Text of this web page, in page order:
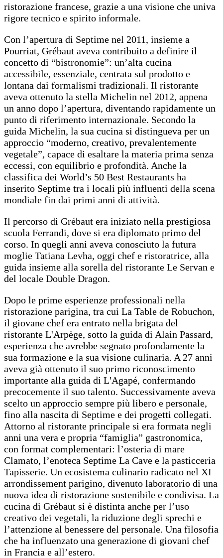
ristorazione francese, grazie a una visione che univa
rigore tecnico e spirito informale.
Con l’apertura di Septime nel 2011, insieme a
Pourriat, Grébaut aveva contribuito a definire il
concetto di “bistronomie”: un’alta cucina
accessibile, essenziale, centrata sul prodotto e
lontana dai formalismi tradizionali. Il ristorante
aveva ottenuto la stella Michelin nel 2012, appena
un anno dopo l’apertura, diventando rapidamente un
punto di riferimento internazionale. Secondo la
guida Michelin, la sua cucina si distingueva per un
approccio “moderno, creativo, prevalentemente
vegetale”, capace di esaltare la materia prima senza
eccessi, con equilibrio e profondità. Anche la
classifica dei World’s 50 Best Restaurants ha
inserito Septime tra i locali più influenti della scena
mondiale fin dai primi anni di attività.
Il percorso di Grébaut era iniziato nella prestigiosa
scuola Ferrandi, dove si era diplomato primo del
corso. In quegli anni aveva conosciuto la futura
moglie Tatiana Levha, oggi chef e ristoratrice, alla
guida insieme alla sorella del ristorante Le Servan e
del locale Double Dragon.
Dopo le prime esperienze professionali nella
ristorazione parigina, tra cui La Table de Robuchon,
il giovane chef era entrato nella brigata del
ristorante L'Arpège, sotto la guida di Alain Passard,
esperienza che avrebbe segnato profondamente la
sua formazione e la sua visione culinaria. A 27 anni
aveva già ottenuto il suo primo riconoscimento
importante alla guida di L'Agapé, confermando
precocemente il suo talento. Successivamente aveva
scelto un approccio sempre più libero e personale,
fino alla nascita di Septime e dei progetti collegati.
Attorno al ristorante principale si era formata negli
anni una vera e propria “famiglia” gastronomica,
con format complementari: l’osteria di mare
Clamato, l’enoteca Septime La Cave e la pasticceria
Tapisserie. Un ecosistema culinario radicato nel XI
arrondissement parigino, divenuto laboratorio di una
nuova idea di ristorazione sostenibile e condivisa. La
cucina di Grébaut si è distinta anche per l’uso
creativo dei vegetali, la riduzione degli sprechi e
l’attenzione al benessere del personale. Una filosofia
che ha influenzato una generazione di giovani chef
in Francia e all’estero.